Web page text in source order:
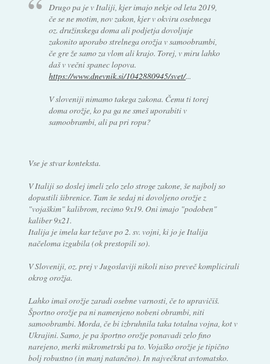
Drugo pa je v Italiji, kjer imajo nekje od leta 2019,
če se ne motim, nov zakon, kjer v okviru osebnega
oz. družinskega doma ali podjetja dovoljuje
zakonito uporabo strelnega orožja v samoobrambi,
če gre že samo za vlom ali krajo. Torej, v miru lahko
daš v večni spanec lopova.
https://www.dnevnik.si/1042880945/svet/...
V sloveniji nimamo takega zakona. Čemu ti torej
doma orožje, ko pa ga ne smeš uporabiti v
samoobrambi, ali pa pri ropu?
Vse je stvar konteksta.
V Italiji so doslej imeli zelo zelo stroge zakone, še najbolj so
dopustili šibrenice. Tam še sedaj ni dovoljeno orožje z
"vojaškim" kalibrom, recimo 9x19. Oni imajo "podoben"
kaliber 9x21.
Italija je imela kar težave po 2. sv. vojni, ki jo je Italija
načeloma izgubila (ok prestopili so).
V Sloveniji, oz. prej v Jugoslaviji nikoli niso preveč komplicirali
okrog orožja.
Lahko imaš orožje zaradi osebne varnosti, če to upravičiš.
Športno orožje pa ni namenjeno nobeni obrambi, niti
samoobrambi. Morda, če bi izbruhnila taka totalna vojna, kot v
Ukrajini. Samo, je pa športno orožje ponavadi zelo fino
narejeno, merki mikrometrski pa to. Vojaško orožje je tipično
bolj robustno (in manj natančno). In največkrat avtomatsko.